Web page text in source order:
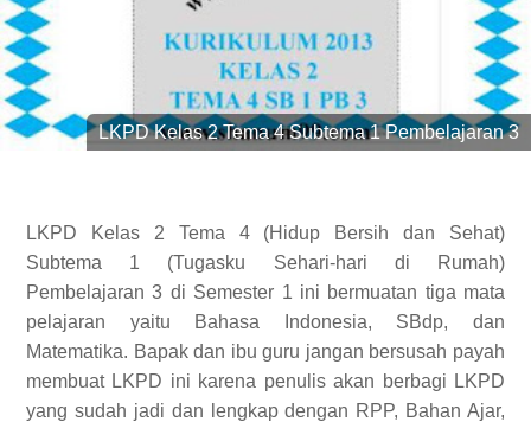
LKPD Kelas 2 Tema 4 Subtema 1 Pembelajaran 3
LKPD Kelas 2 Tema 4 (Hidup Bersih dan Sehat)
Subtema 1 (Tugasku Sehari-hari di Rumah)
Pembelajaran 3 di Semester 1 ini bermuatan tiga mata
pelajaran yaitu Bahasa Indonesia, SBdp, dan
Matematika. Bapak dan ibu guru jangan bersusah payah
membuat LKPD ini karena penulis akan berbagi LKPD
yang sudah jadi dan lengkap dengan RPP, Bahan Ajar,